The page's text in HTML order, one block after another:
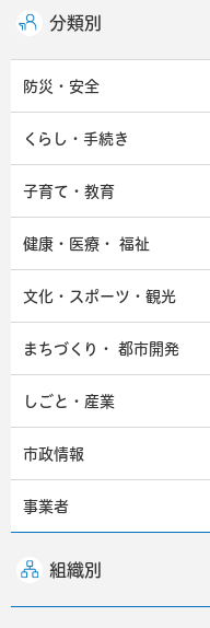
分類別
防災・安全
くらし・手続き
子育て・教育
健康・医療・ 福祉
文化・スポーツ・観光
まちづくり・ 都市開発
しごと・産業
市政情報
事業者
組織別